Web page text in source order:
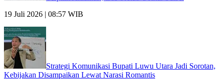
19 Juli 2026 | 08:57 WIB
Strategi Komunikasi Bupati Luwu Utara Jadi Sorotan,
Kebijakan Disampaikan Lewat Narasi Romantis